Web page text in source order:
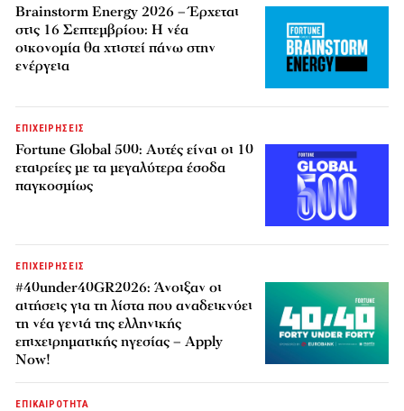
Brainstorm Energy 2026 – Έρχεται
στις 16 Σεπτεμβρίου: Η νέα
οικονομία θα χτιστεί πάνω στην
ενέργεια
ΕΠΙΧΕΙΡΗΣΕΙΣ
Fortune Global 500: Αυτές είναι οι 10
εταιρείες με τα μεγαλύτερα έσοδα
παγκοσμίως
ΕΠΙΧΕΙΡΗΣΕΙΣ
#40under40GR2026: Άνοιξαν οι
αιτήσεις για τη λίστα που αναδεικνύει
τη νέα γενιά της ελληνικής
επιχειρηματικής ηγεσίας – Apply
Now!
ΕΠΙΚΑΙΡΟΤΗΤΑ